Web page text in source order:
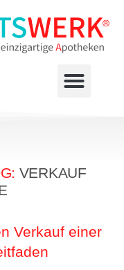
VERKAUF
Verkauf einer